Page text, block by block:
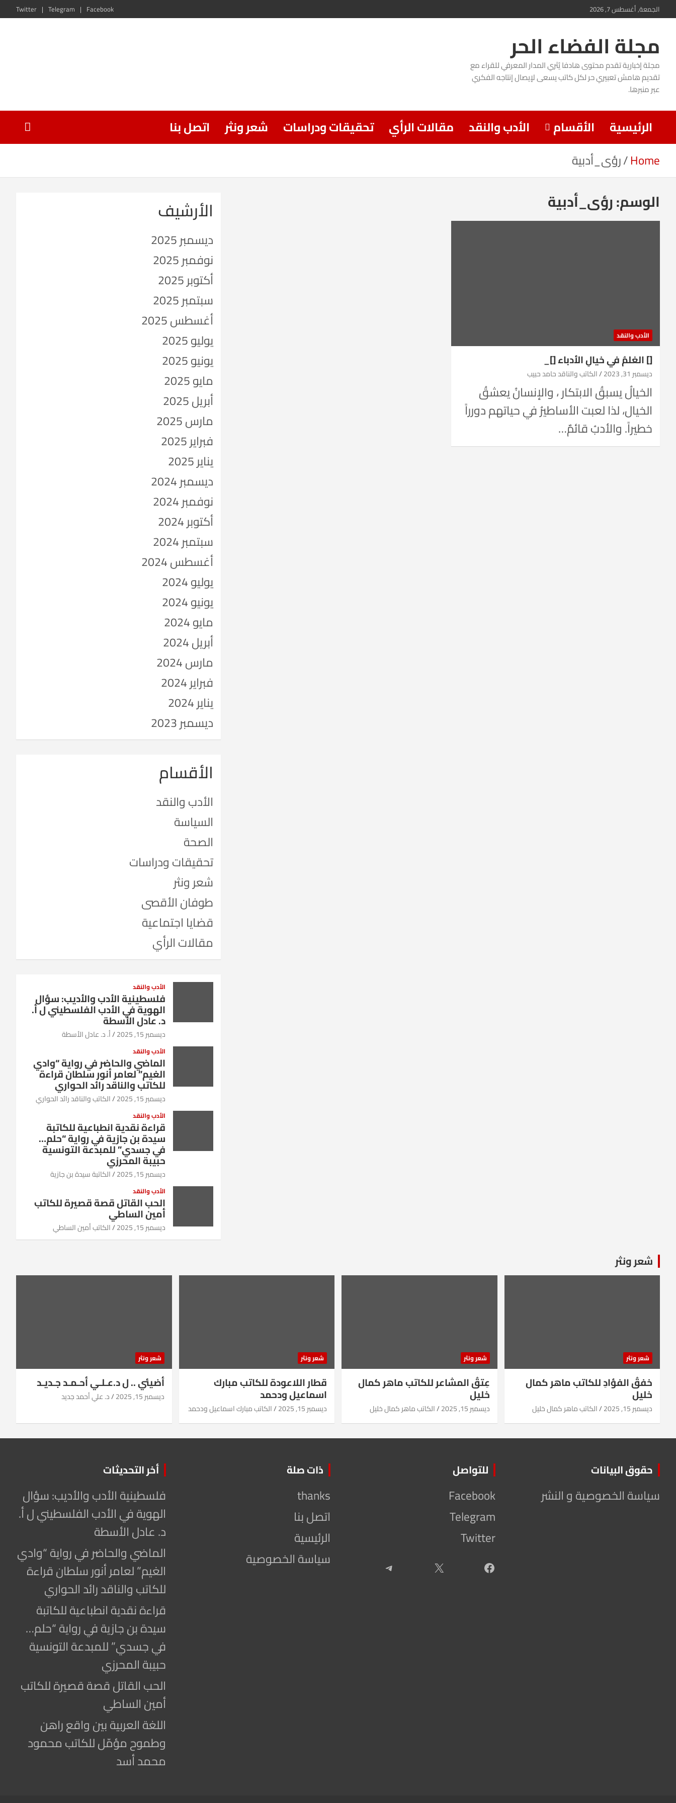
Skip
content
الجمعة, أغسطس 7, 2026 Facebook
Telegram
Twitter
مجلة الفضاء الحر
مجلة إخبارية تقدم محتوى هادفا يُثري المدار المعرفي للقراء مع
تقديم هامش تعبيري حر لكل كاتب يسعى لإيصال إنتاجه الفكري
عبر منبرها.
الرئيسية الأقسام الأدب والنقد مقالات الرأي تحقيقات ودراسات شعر ونثر
اتصل بنا
Home رؤى_أدبية
الوسم:رؤى_أدبية
الأدب والنقد
[] الغلمُ في خيالِ الأدباء []_
ديسمبر 31, 2023 الكاتب والناقد حامد حبيب
الخيالُ يسبقُ الابتكار ، والإنسانُ يعشقُ
الخيال، لذا لعبت الأساطيرُ في حياتهم دورراً
خطيراً. والأدبُ قائمٌ…
الأرشيف
ديسمبر 2025
نوفمبر 2025
أكتوبر 2025
سبتمبر 2025
أغسطس 2025
يوليو 2025
يونيو 2025
مايو 2025
أبريل 2025
مارس 2025
فبراير 2025
يناير 2025
ديسمبر 2024
نوفمبر 2024
أكتوبر 2024
سبتمبر 2024
أغسطس 2024
يوليو 2024
يونيو 2024
مايو 2024
أبريل 2024
مارس 2024
فبراير 2024
يناير 2024
ديسمبر 2023
الأقسام
الأدب والنقد
السياسة
الصحة
تحقيقات ودراسات
شعر ونثر
طوفان الأقصى
قضايا اجتماعية
مقالات الرأي
الأدب والنقد
فلسطينية الأدب والأديب: سؤال
الهوية في الأدب الفلسطيني ل أ.
د. عادل الأسطة
ديسمبر 15, 2025 أ. د. عادل الأسطة
الأدب والنقد
الماضي والحاضر في رواية “وادي
الغيم” لعامر أنور سلطان قراءة
للكاتب والناقد رائد الحواري
ديسمبر 15, 2025 الكاتب والناقد رائد الحواري
الأدب والنقد
قراءة نقدية انطباعية للكاتبة
سيدة بن جازية في رواية “حلم…
في جسدي” للمبدعة التونسية
حبيبة المحرزي
ديسمبر 15, 2025 الكاتبة سيدة بن جازية
الأدب والنقد
الحب القاتل قصة قصيرة للكاتب
أمين الساطي
ديسمبر 15, 2025 الكاتب أمين الساطي
شعر ونثر
شعر ونثر
خفقُ الفؤادِ للكاتب ماهر كمال
خليل
ديسمبر 15, 2025 الكاتب ماهر كمال خليل
شعر ونثر
عِتقُ المشاعر للكاتب ماهر كمال
خليل
ديسمبر 15, 2025 الكاتب ماهر كمال خليل
شعر ونثر
قطار اللاعودة للكاتب مبارك
اسماعيل ودحمد
ديسمبر 15, 2025 الكاتب مبارك اسماعيل ودحمد
شعر ونثر
أضيئي .. ل د.عـلـي أحـمـد جـديـد
ديسمبر 15, 2025 د. علي أحمد جديد
حقوق البيانات
سياسة الخصوصية و النشر
للتواصل
Facebook
Telegram
Twitter
Facebook
X
Telegram
ذات صلة
thanks
اتصل بنا
الرئيسية
سياسة الخصوصية
أخر التحديثات
فلسطينية الأدب والأديب: سؤال
الهوية في الأدب الفلسطيني ل أ.
د. عادل الأسطة
الماضي والحاضر في رواية “وادي
الغيم” لعامر أنور سلطان قراءة
للكاتب والناقد رائد الحواري
قراءة نقدية انطباعية للكاتبة
سيدة بن جازية في رواية “حلم…
في جسدي” للمبدعة التونسية
حبيبة المحرزي
الحب القاتل قصة قصيرة للكاتب
أمين الساطي
اللغة العربية بين واقع راهن
وطموح مؤمّل للكاتب محمود
محمد أسد